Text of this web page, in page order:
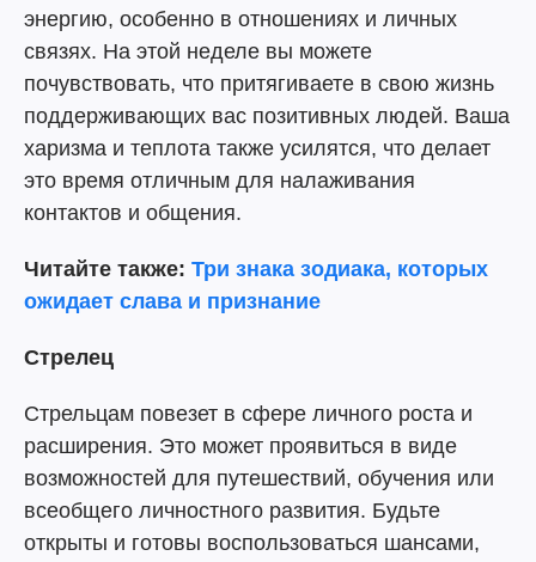
энергию, особенно в отношениях и личных
связях. На этой неделе вы можете
почувствовать, что притягиваете в свою жизнь
поддерживающих вас позитивных людей. Ваша
харизма и теплота также усилятся, что делает
это время отличным для налаживания
контактов и общения.
Читайте также: Три знака зодиака, которых
ожидает слава и признание
Стрелец
Стрельцам повезет в сфере личного роста и
расширения. Это может проявиться в виде
возможностей для путешествий, обучения или
всеобщего личностного развития. Будьте
открыты и готовы воспользоваться шансами,